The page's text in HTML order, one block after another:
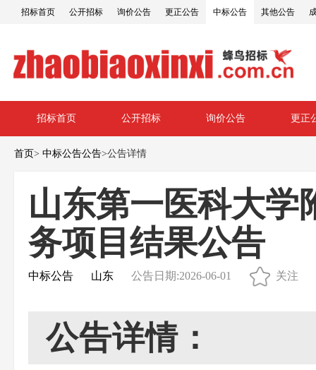
招标首页 公开招标 询价公告 更正公告 中标公告 其他公告
招标首页 公开招标 询价公告 更正
首页> 中标公告公告>公告详情
山东第一医科大学
务项目结果公告
中标公告 山东 公告日期:2026-06-01 关注
公告详情：